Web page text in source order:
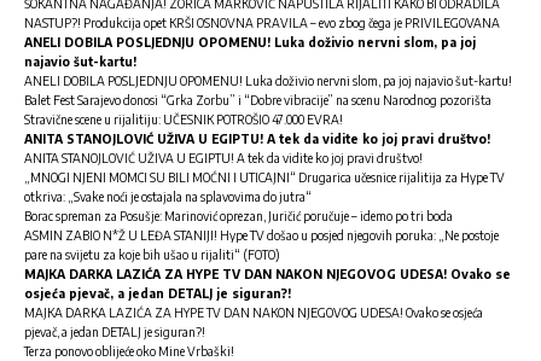
ŠOKANTNA NAGAĐANJA! ZORICA MARKOVIĆ NAPUSTILA RIJALITI KAKO BI ODRADILA
NASTUP?! Produkcija opet KRŠI OSNOVNA PRAVILA – evo zbog čega je PRIVILEGOVANA
ANELI DOBILA POSLJEDNJU OPOMENU! Luka doživio nervni slom, pa joj
najavio šut-kartu!
ANELI DOBILA POSLJEDNJU OPOMENU! Luka doživio nervni slom, pa joj najavio šut-kartu!
Balet Fest Sarajevo donosi “Grka Zorbu” i “Dobre vibracije” na scenu Narodnog pozorišta
Stravične scene u rijalitiju: UČESNIK POTROŠIO 47.000 EVRA!
ANITA STANOJLOVIĆ UŽIVA U EGIPTU! A tek da vidite ko joj pravi društvo!
ANITA STANOJLOVIĆ UŽIVA U EGIPTU! A tek da vidite ko joj pravi društvo!
„MNOGI NJENI MOMCI SU BILI MOĆNI I UTICAJNI“ Drugarica učesnice rijalitija za Hype TV
otkriva: „Svake noći je ostajala na splavovima do jutra“
Borac spreman za Posušje: Marinović oprezan, Juričić poručuje – idemo po tri boda
ASMIN ZABIO N*Ž U LEĐA STANIJI! Hype TV došao u posjed njegovih poruka: „Ne postoje
pare na svijetu za koje bih ušao u rijaliti“ (FOTO)
MAJKA DARKA LAZIĆA ZA HYPE TV DAN NAKON NJEGOVOG UDESA! Ovako se
osjeća pjevač, a jedan DETALJ je siguran?!
MAJKA DARKA LAZIĆA ZA HYPE TV DAN NAKON NJEGOVOG UDESA! Ovako se osjeća
pjevač, a jedan DETALJ je siguran?!
Terza ponovo oblijeće oko Mine Vrbaški!